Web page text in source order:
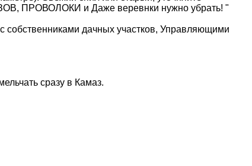
и Даже веревнки нужно убрать! "
собственниками дачных участков, Управляющими
сpaзу в Кaмaз.